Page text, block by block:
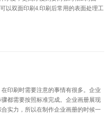
以双面印刷4.印刷后常用的表面处理工
印刷时需要注意的事情有很多。企业
都需要按照标准完成。企业画册展现
实力，所以在制作企业画册的时候一